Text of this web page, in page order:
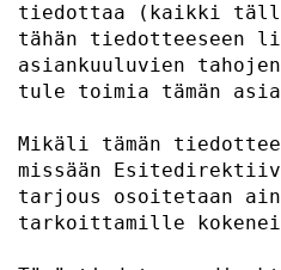
tiedottaa (kaikki
tähän
asiankuuluvien
tule toimia
Mikäli tämän
missään
tarjous osoitetaan